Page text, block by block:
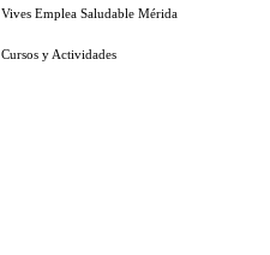
Vives Emplea Saludable Mérida
Cursos y Actividades